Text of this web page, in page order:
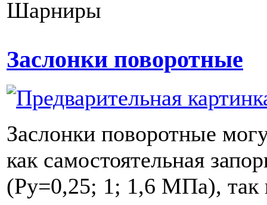
Шарниры
Заслонки поворотные
Заслонки поворотные
как самостоятельная
(Ру=0,25; 1; 1,6 МПа), так